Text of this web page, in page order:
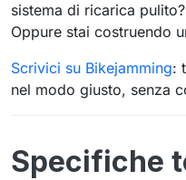
sistema di ricarica pulito?
Oppure stai costruendo
Scrivici su Bikejamming:
nel modo giusto, senza
Specifiche